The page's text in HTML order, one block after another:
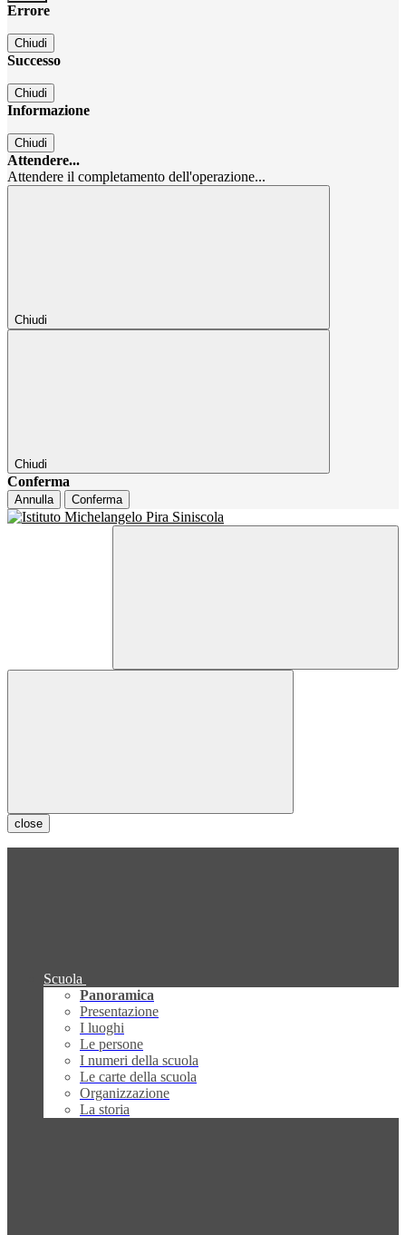
Errore
Chiudi
Successo
Chiudi
Informazione
Chiudi
Attendere...
Attendere il completamento dell'operazione...
Chiudi
Chiudi
Conferma
Annulla Conferma
close
Scuola
Panoramica
Presentazione
I luoghi
Le persone
I numeri della scuola
Le carte della scuola
Organizzazione
La storia